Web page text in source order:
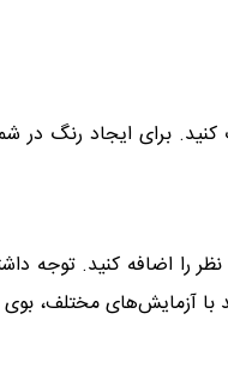
کنید. برای ایجاد رنگ در
را اضافه کنید. توجه
آزمایش‌های مختلف، بوی